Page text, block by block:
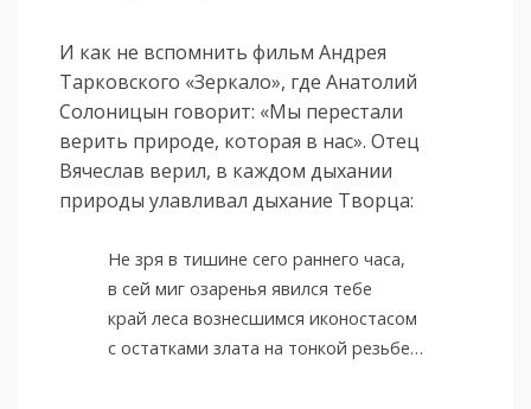
И как не вспомнить фильм Андрея
Тарковского «Зеркало», где Анатолий
Солоницын говорит: «Мы перестали
верить природе, которая в нас». Отец
Вячеслав верил, в каждом дыхании
природы улавливал дыхание Творца:
Не зря в тишине сего раннего часа,
в сей миг озаренья явился тебе
край леса вознесшимся иконостасом
с остатками злата на тонкой резьбе…